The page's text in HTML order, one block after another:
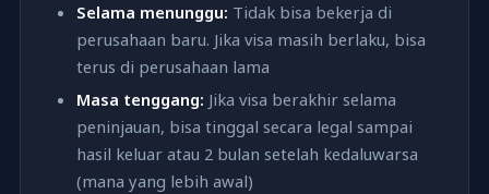
Selama menunggu: Tidak bisa bekerja di
perusahaan baru. Jika visa masih berlaku, bisa
terus di perusahaan lama
Masa tenggang: Jika visa berakhir selama
peninjauan, bisa tinggal secara legal sampai
hasil keluar atau 2 bulan setelah kedaluwarsa
(mana yang lebih awal)